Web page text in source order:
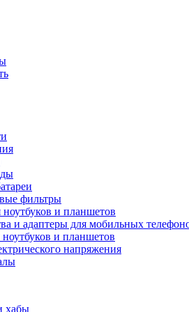
фильтры
и планшетов
и адаптеры для мобильных
и планшетов
напряжения
хабы